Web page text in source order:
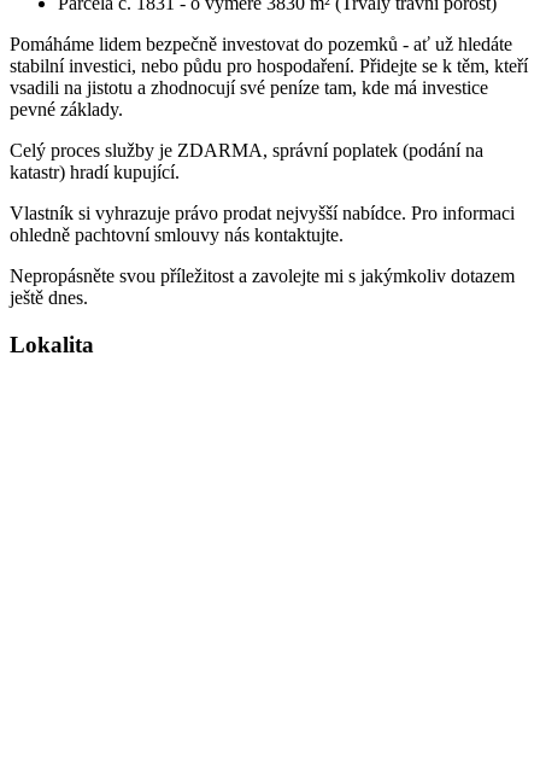
Pomáháme lidem bezpečně investovat do pozemků - ať už hledáte
stabilní investici, nebo půdu pro hospodaření. Přidejte se k těm, kteří
vsadili na jistotu a zhodnocují své peníze tam, kde má investice
pevné základy.
Celý proces služby je ZDARMA, správní poplatek (podání na
katastr) hradí kupující.
Vlastník si vyhrazuje právo prodat nejvyšší nabídce. Pro informaci
ohledně pachtovní smlouvy nás kontaktujte.
Nepropásněte svou příležitost a zavolejte mi s jakýmkoliv dotazem
ještě dnes.
Lokalita